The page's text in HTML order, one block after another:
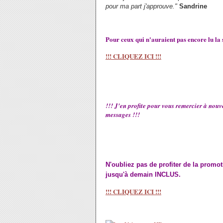
pour ma part j'approuve." Sandrine
Pour ceux qui n'auraient pas encore lu la
!!! CLIQUEZ ICI !!!
!!! J'en profite pour vous remercier à
messages !!!
N'oubliez pas de profiter de la
jusqu'à demain INCLUS.
!!! CLIQUEZ ICI !!!